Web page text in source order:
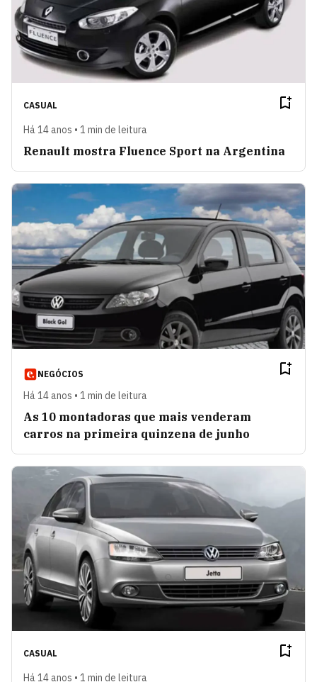
CASUAL
Há 14 anos • 1 min de leitura
Renault mostra Fluence Sport na Argentina
NEGÓCIOS
Há 14 anos • 1 min de leitura
As 10 montadoras que mais venderam
carros na primeira quinzena de junho
CASUAL
Há 14 anos • 1 min de leitura